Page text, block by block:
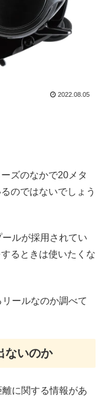
2022.08.05
ズのなかで20メタ
のではないでしょう
ルが採用されてい
るときは使いたくな
ールなのか調べて
ないのか
に関する情報があ